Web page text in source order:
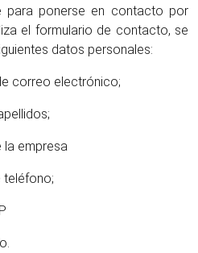
para ponerse en contacto por
el formulario de contacto, se
datos personales:
electrónico;
empresa